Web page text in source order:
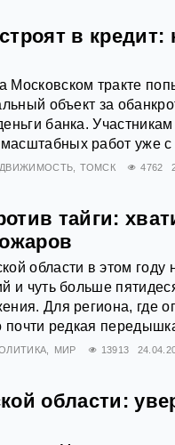
в
тракте
объект за
банка. Участникам
работ уже
ТОМСК 4762
тайги:
области в этом году
и чуть больше
Для региона, где
почти редкая
МИР 13913
области: